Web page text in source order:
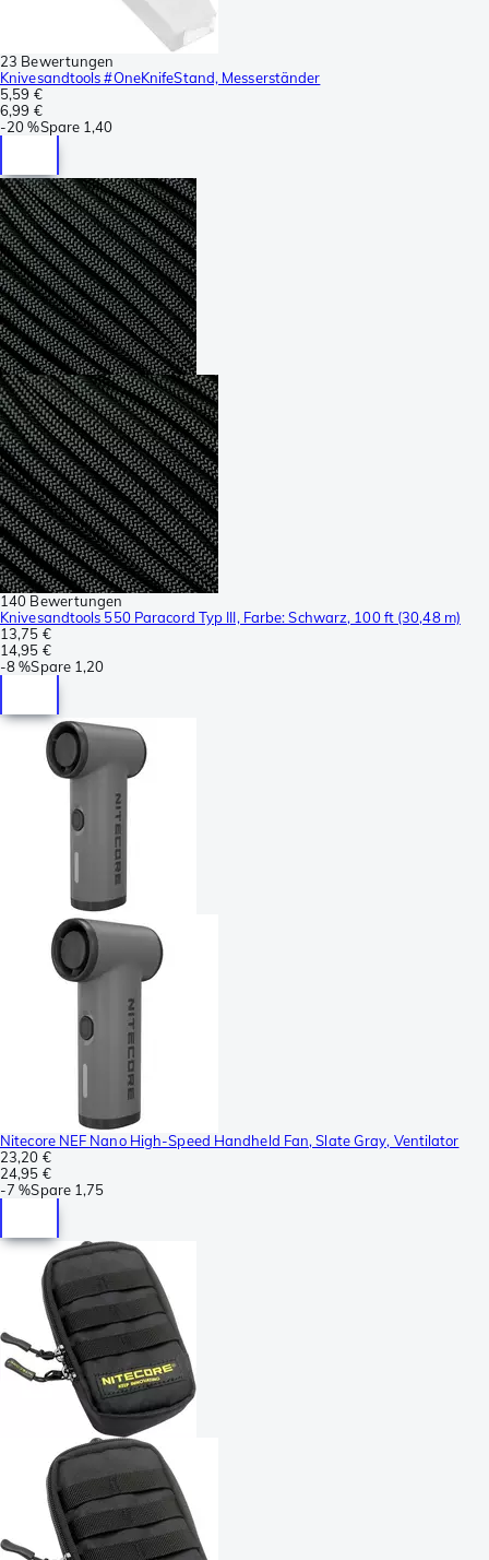
23 Bewertungen
Knivesandtools #OneKnifeStand, Messerständer
5,59 €
6,99 €
-20 %Spare 1,40
140 Bewertungen
Knivesandtools 550 Paracord Typ III, Farbe: Schwarz, 100 ft (30,48 m)
13,75 €
14,95 €
-8 %Spare 1,20
Nitecore NEF Nano High-Speed Handheld Fan, Slate Gray, Ventilator
23,20 €
24,95 €
-7 %Spare 1,75